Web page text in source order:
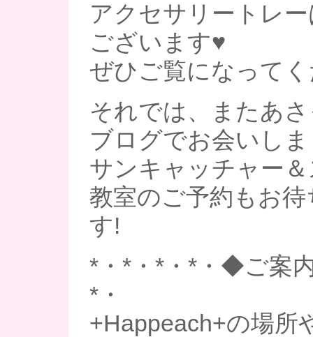
アクセサリートレ
ございます♥
ぜひご覧になって
それでは、またあ
ブログでお会いし
サンキャッチャー
教室のご予約もお
す!
*・*・*・*・◆ご案
*・
+Happeach+の場所